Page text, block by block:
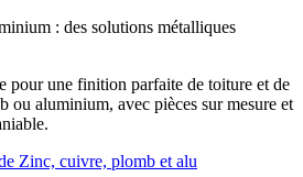
: des solutions métalliques
pour une finition parfaite de toiture et de
ou aluminium, avec pièces sur mesure et
Zinc, cuivre, plomb et alu